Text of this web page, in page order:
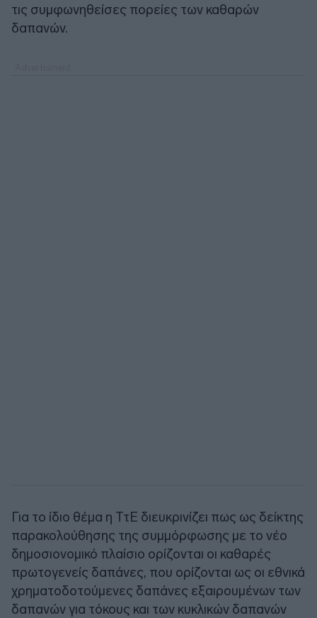
τις συμφωνηθείσες πορείες των καθαρών
δαπανών.
Για το ίδιο θέμα η ΤτΕ διευκρινίζει πως ως δείκτης
παρακολούθησης της συμμόρφωσης με το νέο
δημοσιονομικό πλαίσιο ορίζονται οι καθαρές
πρωτογενείς δαπάνες, που ορίζονται ως οι εθνικά
χρηματοδοτούμενες δαπάνες εξαιρουμένων των
δαπανών για τόκους και των κυκλικών δαπανών